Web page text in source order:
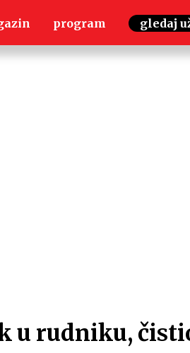
program gledaj
u rudniku,